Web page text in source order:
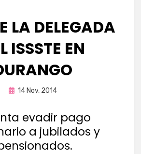
LA DELEGADA
ISSSTE EN
porEnrique
Publicada
14 Nov, 2014
evadir pago
a jubilados y